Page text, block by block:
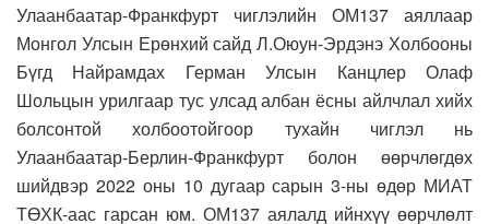
Улаанбаатар-Франкфурт чиглэлийн ОМ137 аяллаар
Монгол Улсын Ерөнхий сайд Л.Оюун-Эрдэнэ Холбооны
Бүгд Найрамдах Герман Улсын Канцлер Олаф
Шольцын урилгаар тус улсад албан ёсны айлчлал хийх
болсонтой холбоотойгоор тухайн чиглэл нь
Улаанбаатар-Берлин-Франкфурт болон өөрчлөгдөх
шийдвэр 2022 оны 10 дугаар сарын 3-ны өдөр МИАТ
ТӨХК-аас гарсан юм. ОМ137 аялалд ийнхүү өөрчлөлт